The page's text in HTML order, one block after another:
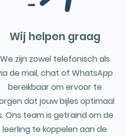
Wij helpen graag
We zijn zowel telefonisch als
de mail, chat of WhatsApp
bereikbaar om ervoor te
dat jouw bijles optimaal
Ons team is getraind om de
leerling te koppelen aan de